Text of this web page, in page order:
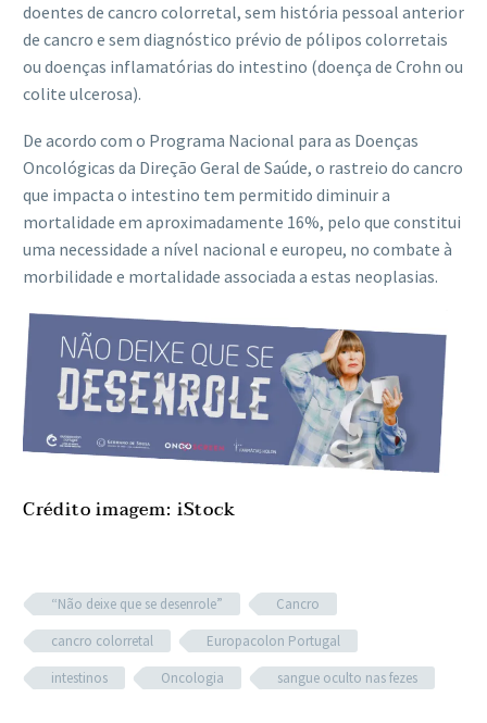
doentes de cancro colorretal, sem história pessoal anterior
de cancro e sem diagnóstico prévio de pólipos colorretais
ou doenças inflamatórias do intestino (doença de Crohn ou
colite ulcerosa).
De acordo com o Programa Nacional para as Doenças
Oncológicas da Direção Geral de Saúde, o rastreio do cancro
que impacta o intestino tem permitido diminuir a
mortalidade em aproximadamente 16%, pelo que constitui
uma necessidade a nível nacional e europeu, no combate à
morbilidade e mortalidade associada a estas neoplasias.
Crédito imagem: iStock
“Não deixe que se desenrole”
Cancro
cancro colorretal
Europacolon Portugal
intestinos
Oncologia sangue oculto nas fezes